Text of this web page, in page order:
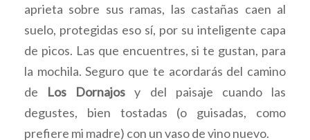
aprieta sobre sus ramas, las castañas caen al
suelo, protegidas eso sí, por su inteligente capa
de picos. Las que encuentres, si te gustan, para
la mochila. Seguro que te acordarás del camino
de Los Dornajos y del paisaje cuando las
degustes, bien tostadas (o guisadas, como
prefiere mi madre) con un vaso de vino nuevo.